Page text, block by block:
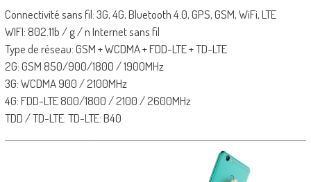
Connectivité sans fil: 3G, 4G, Bluetooth 4.0, GPS, GSM, WiFi, LTE
WIFI: 802.11b / g / n Internet sans fil
Type de réseau: GSM + WCDMA + FDD-LTE + TD-LTE
2G: GSM 850/900/1800 / 1900MHz
3G: WCDMA 900 / 2100MHz
4G: FDD-LTE 800/1800 / 2100 / 2600MHz
TDD / TD-LTE: TD-LTE: B40